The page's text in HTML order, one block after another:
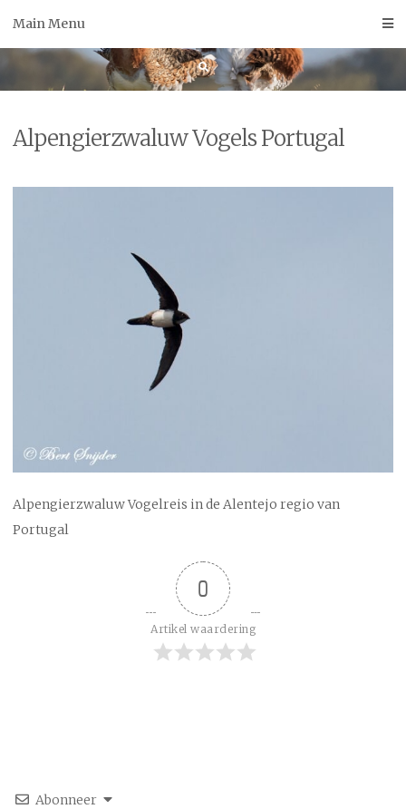
Main Menu
Alpengierzwaluw Vogels Portugal
Alpengierzwaluw Vogelreis in de Alentejo regio van
Portugal
0
Artikel waardering
Abonneer